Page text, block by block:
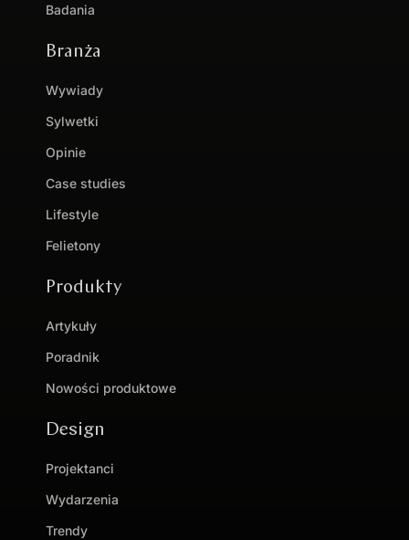
Badania
Branża
Wywiady
Sylwetki
Opinie
Case studies
Lifestyle
Felietony
Produkty
Artykuły
Poradnik
Nowości produktowe
Design
Projektanci
Wydarzenia
Trendy